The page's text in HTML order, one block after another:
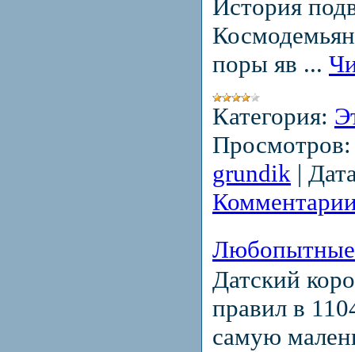
История
поры яв ...
Категория:
Просмотров:
grundik |
Датский
правил в
самую